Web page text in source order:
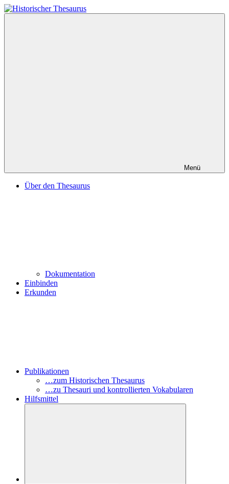
Zum
Inhalt
Menü
Über den Thesaurus
Dokumentation
Einbinden
Erkunden
Publikationen
…zum Historischen Thesaurus
…zu Thesauri und kontrollierten Vokabularen
Hilfsmittel